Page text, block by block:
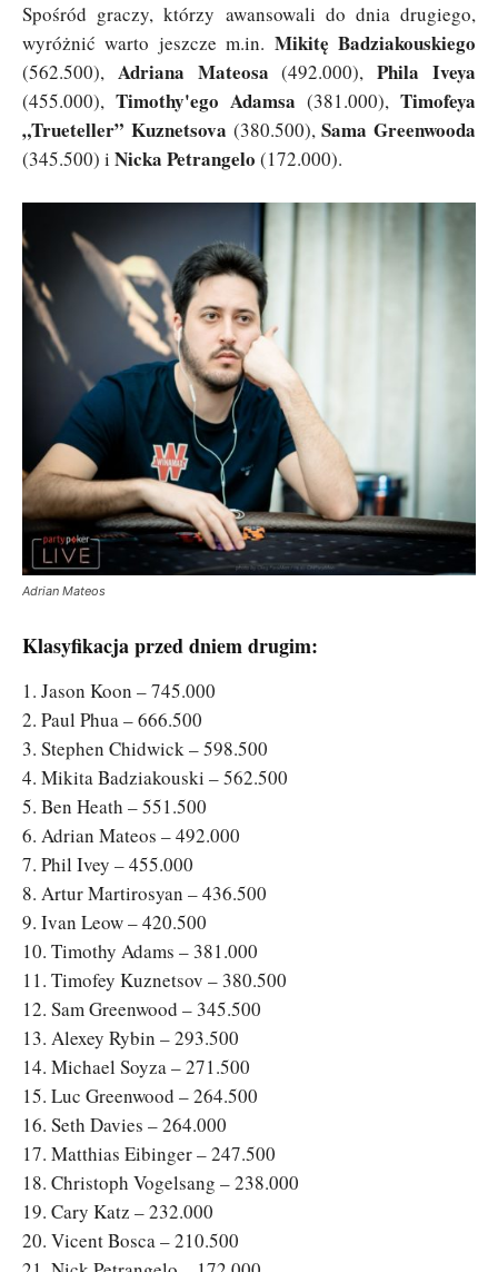
Spośród graczy, którzy awansowali do dnia drugiego,
wyróżnić warto jeszcze m.in. Mikitę Badziakouskiego
(562.500), Adriana Mateosa (492.000),Phila Iveya
(455.000), Timothy'ego Adamsa (381.000), Timofeya
„Trueteller” Kuznetsova (380.500),Sama Greenwooda
(345.500) i Nicka Petrangelo (172.000).
Adrian Mateos
Klasyfikacja przed dniem drugim:
1. Jason Koon – 745.000
2. Paul Phua – 666.500
3. Stephen Chidwick – 598.500
4. Mikita Badziakouski – 562.500
5. Ben Heath – 551.500
6. Adrian Mateos – 492.000
7. Phil Ivey – 455.000
8. Artur Martirosyan – 436.500
9. Ivan Leow – 420.500
10. Timothy Adams – 381.000
11. Timofey Kuznetsov – 380.500
12. Sam Greenwood – 345.500
13. Alexey Rybin – 293.500
14. Michael Soyza – 271.500
15. Luc Greenwood – 264.500
16. Seth Davies – 264.000
17. Matthias Eibinger – 247.500
18. Christoph Vogelsang – 238.000
19. Cary Katz – 232.000
20. Vicent Bosca – 210.500